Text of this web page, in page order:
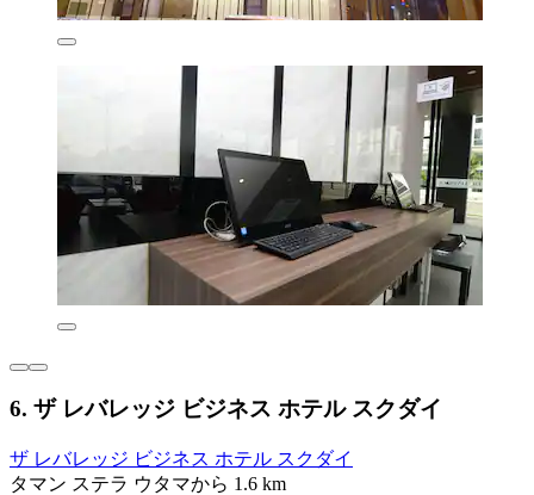
6. ザ レバレッジ ビジネス ホテル スクダイ
ザ レバレッジ ビジネス ホテル スクダイ
タマン ステラ ウタマから 1.6 km